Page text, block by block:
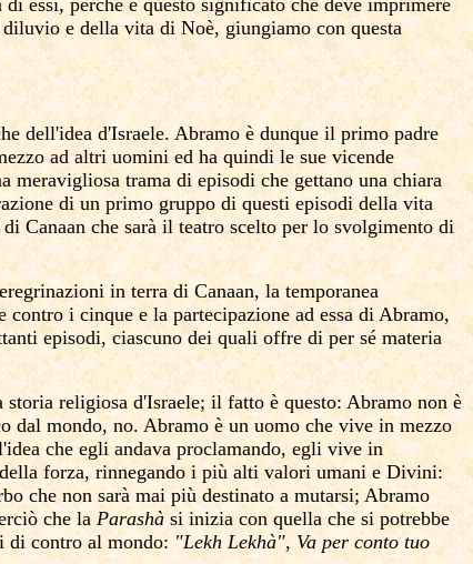
di essi, perché è questo significato che deve imprimere
e della vita di Noè, giungiamo con questa
dell'idea d'Israele. Abramo è dunque il primo padre
ad altri uomini ed ha quindi le sue vicende
meravigliosa trama di episodi che gettano una chiara
di un primo gruppo di questi episodi della vita
Canaan che sarà il teatro scelto per lo svolgimento di
in terra di Canaan, la temporanea
i cinque e la partecipazione ad essa di Abramo,
episodi, ciascuno dei quali offre di per sé materia
religiosa d'Israele; il fatto è questo: Abramo non è
dal mondo, no. Abramo è un uomo che vive in mezzo
che egli andava proclamando, egli vive in
forza, rinnegando i più alti valori umani e Divini:
che non sarà mai più destinato a mutarsi; Abramo
che la Parashà si inizia con quella che si potrebbe
di contro al mondo: "Lekh Lekhà", Va per conto tuo